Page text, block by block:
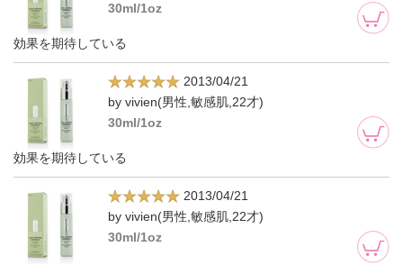
30ml/1oz
効果を期待している
2013/04/21
by vivien(男性,敏感肌,22才)
30ml/1oz
効果を期待している
2013/04/21
by vivien(男性,敏感肌,22才)
30ml/1oz